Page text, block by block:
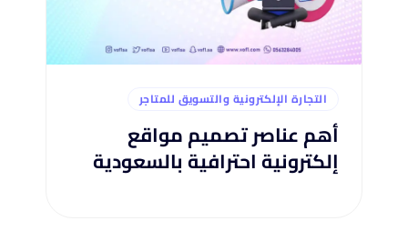
التجارة الإلكترونية والتسويق للمتاجر
أهم عناصر تصميم مواقع
إلكترونية احترافية بالسعودية